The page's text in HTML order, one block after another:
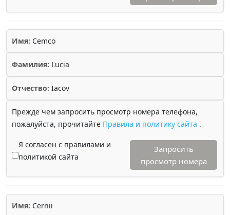
Имя: Cemco
Фамилия: Lucia
Отчество: Iacov
Прежде чем запросить просмотр номера телефона,
пожалуйста, прочитайте Правила и политику сайта .
Я согласен с правилами и
политикой сайта
Запросить
просмотр номера
Имя: Cernii